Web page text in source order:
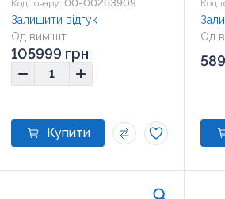
Код товару: 00-00263909
Од вим:шт
Розмір:63,5x28,5x41,6
Залишити відгук
105999 грн
Код
Од